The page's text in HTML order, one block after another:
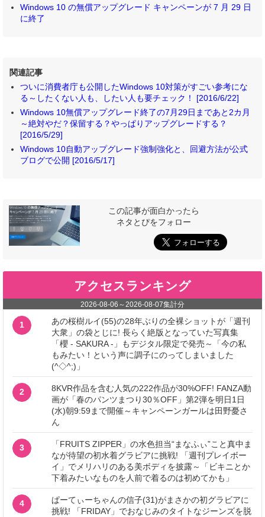
Windows 10 の無償アップグレード キャンペーンが 7 月 29 日
に終了
関連記事
ついに消費者庁も公開したWindows 10対策がすごい参考にな
る～したくない人も、したい人も要チェック！ [2016/6/22]
Windows 10無償アップグレード終了の7月29日まであと2カ月
～絶対やだ？保留する？やっぱりアップグレードする？
[2016/5/29]
Windows 10自動アップグレード強制強化と、回避方法が公式
ブログで公開 [2016/5/17]
この記事が面白かったら
ネタとぴをフォロー
アクセスランキング
2026-08-06 ～2026-08-07集計分
1
あの桜樹ルイ(55)の28年ぶりの全裸ショットが「週刊
大衆」の袋とじに! 長らく絶版となっていた写真集
「櫻 - SAKURA -」もデジタル限定で発売～「今の私
もみたい！という声に調子にのってしまいました
(^◇^;)」
2
8KVR作品を含む人気の222作品が30%OFF! FANZA動
画が「春のパンツまつり30％OFF」第2弾を明日1日
(水)朝9:59まで開催～キャンペーンガールは田野憂さ
ん
3
「FRUITS ZIPPER」の水色担当“まなふぃ”こと真中ま
なが待望の初水着グラビアに挑戦! 「週刊プレイボー
イ」でメリハリのある美ボディを披露～「ビキニとか
下着みたいなものを人前で着るのは初めてかも」
4
ぱーてぃーちゃんの信子(31)がまさかの初グラビアに
挑戦! 「FRIDAY」でおなじみのタイトなジーンズを脱